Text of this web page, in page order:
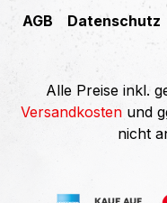
AGB Datenschutz
Alle Preise inkl.
Versandkostenund
nicht